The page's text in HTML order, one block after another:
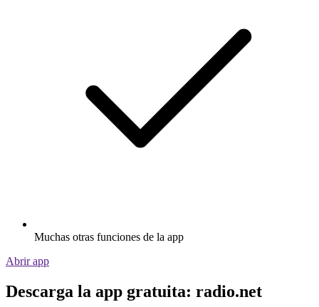
Muchas otras funciones de la app
Abrir app
Descarga la app gratuita: radio.net